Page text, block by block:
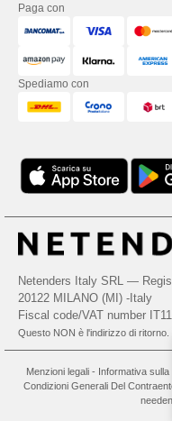
Paga con
Spediamo con
Netenders Italy SRL —
20122 MILANO (MI) -Italy
Fiscal code/VAT number
Questo NON è l'indirizzo di ritorno.
Menzioni legali - Informativa sulla
Condizioni Generali Del